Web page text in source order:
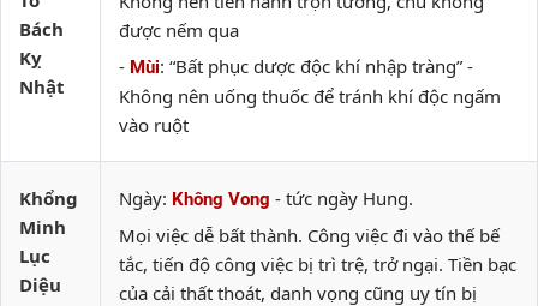
Bách
Kỵ
Nhật
được nếm qua
- Mùi: “Bất phục dược độc khí nhập tràng” -
Không nên uống thuốc để tránh khí độc ngấm
vào ruột
Khổng
Minh
Lục
Diệu
Ngày: Không Vong - tức ngày Hung.
Mọi việc dễ bất thành. Công việc đi vào thế bế
tắc, tiến độ công việc bị trì trệ, trở ngại. Tiền bạc
của cải thất thoát, danh vọng cũng uy tín bị